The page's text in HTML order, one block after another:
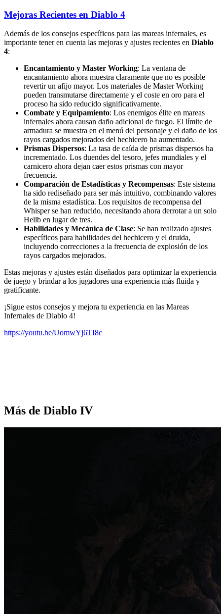
Mejoras Recientes en Diablo 4
Además de los consejos específicos para las mareas infernales, es
importante tener en cuenta las mejoras y ajustes recientes en Diablo
4:
Encantamiento y Master Working: La ventana de
encantamiento ahora muestra claramente que no es posible
revertir un afijo mayor. Los materiales de Master Working
pueden transmutarse directamente y el coste en oro para el
proceso ha sido reducido significativamente.
Combate y Equipamiento: Los enemigos élite en mareas
infernales ahora causan daño adicional de fuego. El límite de
armadura se muestra en el menú del personaje y el daño de los
rayos cargados mejorados del hechicero ha aumentado.
Prismas Dispersos: La tasa de caída de prismas dispersos ha
incrementado. Los duendes del tesoro, jefes mundiales y el
carnicero ahora dejan caer estos prismas con mayor
frecuencia.
Comparación de Estadísticas y Recompensas: Este sistema
ha sido rediseñado para ser más intuitivo, combinando valores
de la misma estadística. Los requisitos de recompensa del
Whisper se han reducido, necesitando ahora derrotar a un solo
Hellb en lugar de tres.
Habilidades y Mecánica de Clase: Se han realizado ajustes
específicos para habilidades del hechicero y el druida,
incluyendo correcciones a la frecuencia de explosión de los
rayos cargados mejorados.
Estas mejoras y ajustes están diseñados para optimizar la experiencia
de juego y brindar a los jugadores una experiencia más fluida y
gratificante.
¡Sigue estos consejos y mejora tu experiencia en las Mareas
Infernales de Diablo 4!
https://youtu.be/UomwYj6TI8c
Más de Diablo IV